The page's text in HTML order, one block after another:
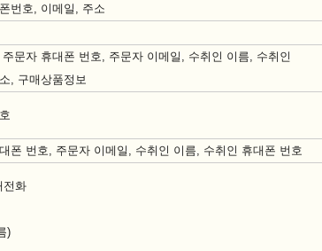
번호, 이메일 , 주소
주문자 휴대폰 번호, 주문자 이메일 , 수취인 이름, 수취인
, 구매상품정보
폰 번호, 주문자 이메일 , 수취인 이름, 수취인 휴대폰 번호
전화
)